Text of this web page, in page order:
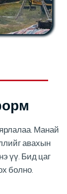
Манай
авахын
үү. Бид цаг
болно.